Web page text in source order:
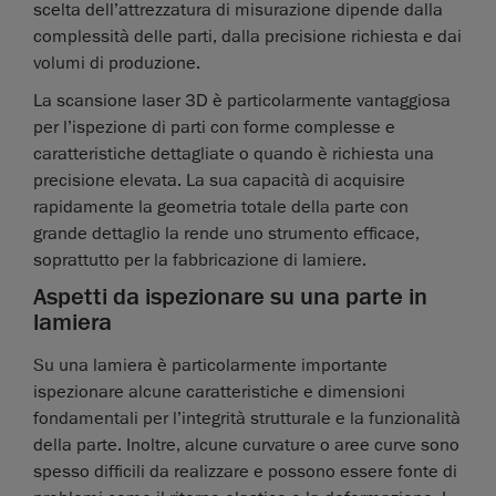
scelta dell’attrezzatura di misurazione dipende dalla
complessità delle parti, dalla precisione richiesta e dai
volumi di produzione.
La scansione laser 3D è particolarmente vantaggiosa
per l’ispezione di parti con forme complesse e
caratteristiche dettagliate o quando è richiesta una
precisione elevata. La sua capacità di acquisire
rapidamente la geometria totale della parte con
grande dettaglio la rende uno strumento efficace,
soprattutto per la fabbricazione di lamiere.
Aspetti da ispezionare su una parte in
lamiera
Su una lamiera è particolarmente importante
ispezionare alcune caratteristiche e dimensioni
fondamentali per l’integrità strutturale e la funzionalità
della parte. Inoltre, alcune curvature o aree curve sono
spesso difficili da realizzare e possono essere fonte di